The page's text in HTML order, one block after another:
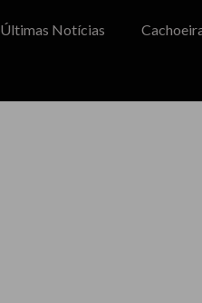
Últimas Notícias